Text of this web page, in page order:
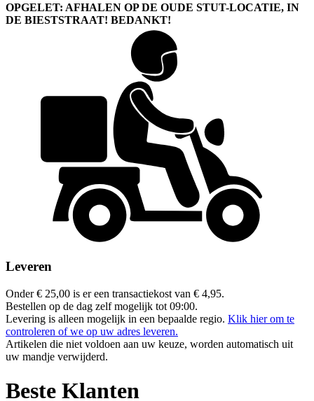
OPGELET: AFHALEN OP DE OUDE STUT-LOCATIE, IN
DE BIESTSTRAAT! BEDANKT!
Leveren
Onder € 25,00 is er een transactiekost van € 4,95.
Bestellen op de dag zelf mogelijk tot 09:00.
Levering is alleen mogelijk in een bepaalde regio. Klik hier om te
controleren of we op uw adres leveren.
Artikelen die niet voldoen aan uw keuze, worden automatisch uit
uw mandje verwijderd.
Beste Klanten